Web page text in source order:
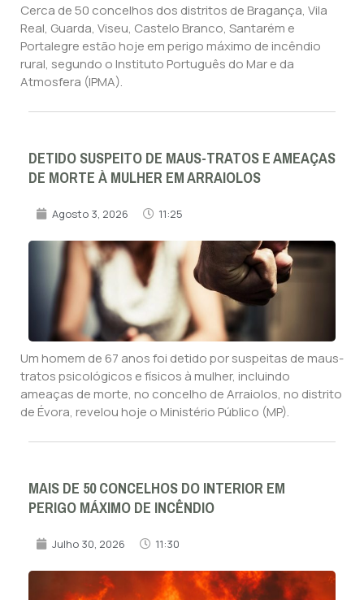
Cerca de 50 concelhos dos distritos de Bragança, Vila
Real, Guarda, Viseu, Castelo Branco, Santarém e
Portalegre estão hoje em perigo máximo de incêndio
rural, segundo o Instituto Português do Mar e da
Atmosfera (IPMA).
DETIDO SUSPEITO DE MAUS-TRATOS E AMEAÇAS
DE MORTE À MULHER EM ARRAIOLOS
Agosto 3, 2026 11:25
Um homem de 67 anos foi detido por suspeitas de maus-
tratos psicológicos e físicos à mulher, incluindo
ameaças de morte, no concelho de Arraiolos, no distrito
de Évora, revelou hoje o Ministério Público (MP).
MAIS DE 50 CONCELHOS DO INTERIOR EM
PERIGO MÁXIMO DE INCÊNDIO
Julho 30, 2026 11:30